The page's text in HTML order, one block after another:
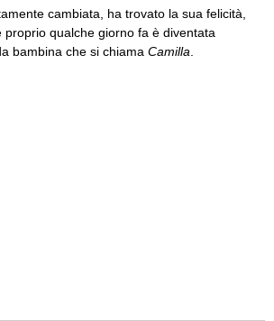
cambiata, ha trovato la sua felicità,
proprio qualche giorno fa è diventata
bambina che si chiama Camilla